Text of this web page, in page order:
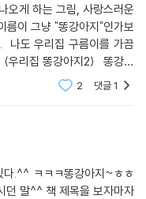
가 사라져요. 더는 보호자에
요. 보호자는 혼비백산해 거
명을 질러요. 방금 싸서 따
다른 사람도! 세 번째 사람
서를 남겼어요. 단서를 찾아
공장이 있었지요. 이곳에서
오게 하는 그림, 사랑스러운
나도 우리집 구름이를 가끔
는 주인공 똥강아지는 결국
2 댓글1
~ㅎㅎ
보자마자